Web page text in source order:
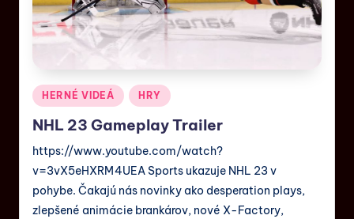
HERNÉ VIDEÁ HRY
NHL 23 Gameplay Trailer
https://www.youtube.com/watch?
v=3vX5eHXRM4UEA Sports ukazuje NHL 23 v
pohybe. Čakajú nás novinky ako desperation plays,
zlepšené animácie brankárov, nové X-Factory,